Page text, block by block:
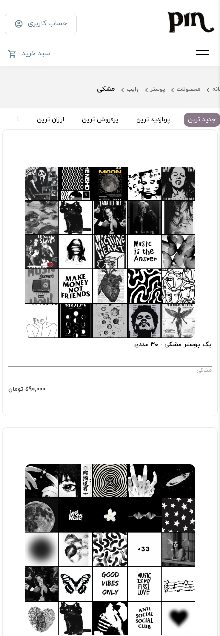
حساب کاربری
سبد خرید
محصولات پوستر وایب مشکی
جدید ترین پربازدید ترین پرفروش ترین ارزان ترین گران
پک پوستر مشکی - ۳۰ عددی
مشکی
590,000 تومان